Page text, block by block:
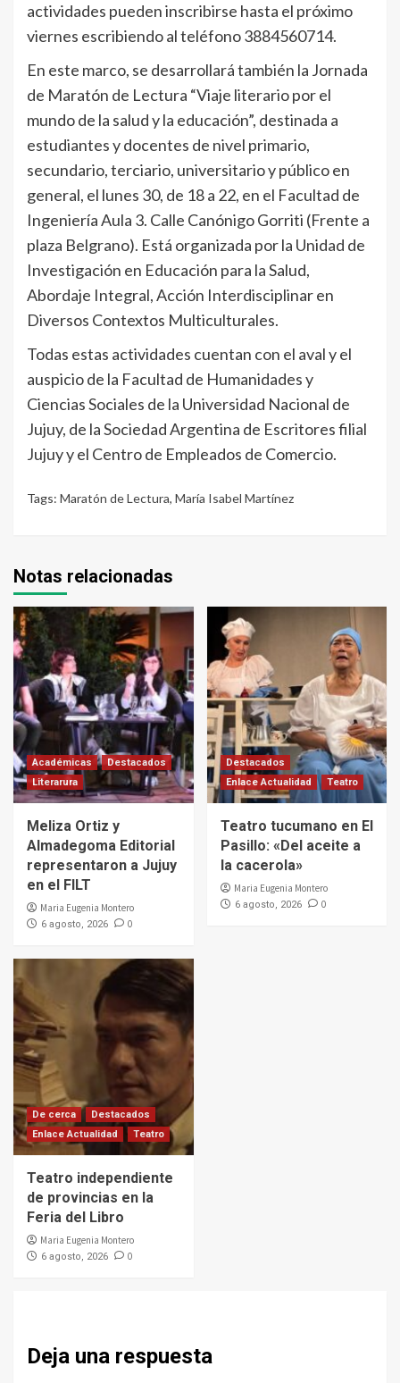
actividades pueden inscribirse hasta el próximo
viernes escribiendo al teléfono 3884560714.
En este marco, se desarrollará también la Jornada
de Maratón de Lectura “Viaje literario por el
mundo de la salud y la educación”, destinada a
estudiantes y docentes de nivel primario,
secundario, terciario, universitario y público en
general, el lunes 30, de 18 a 22, en el Facultad de
Ingeniería Aula 3. Calle Canónigo Gorriti (Frente a
plaza Belgrano). Está organizada por la Unidad de
Investigación en Educación para la Salud,
Abordaje Integral, Acción Interdisciplinar en
Diversos Contextos Multiculturales.
Todas estas actividades cuentan con el aval y el
auspicio de la Facultad de Humanidades y
Ciencias Sociales de la Universidad Nacional de
Jujuy, de la Sociedad Argentina de Escritores filial
Jujuy y el Centro de Empleados de Comercio.
Tags: Maratón de Lectura, María Isabel Martínez
Notas relacionadas
Académicas
Destacados
Literarura
Meliza Ortiz y
Almadegoma Editorial
representaron a Jujuy
en el FILT
Maria Eugenia Montero
6 agosto, 2026 0
Destacados
Enlace Actualidad
Teatro
Teatro tucumano en El
Pasillo: «Del aceite a
la cacerola»
Maria Eugenia Montero
6 agosto, 2026 0
De cerca
Destacados
Enlace Actualidad
Teatro
Teatro independiente
de provincias en la
Feria del Libro
Maria Eugenia Montero
6 agosto, 2026 0
Deja una respuesta